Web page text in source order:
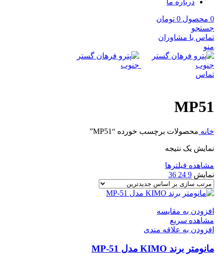
درباره ما
0 محصول 0 تومان
جستجو
تماس با مشاوران
منو
تماس
MP51
خانه محصولات برچسب خورده “MP51”
نمایش یک نتیجه
مشاهده فیلترها
نمایش 9
24
36
افزودن به مقایسه
مشاهده سریع
افزودن به علاقه مندی
مانومتر برند KIMO مدل MP-51